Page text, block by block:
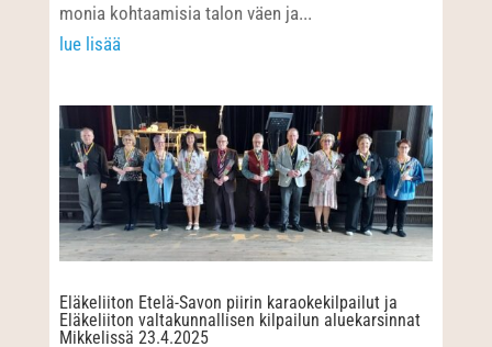
monia kohtaamisia talon väen ja...
lue lisää
Eläkeliiton Etelä-Savon piirin karaokekilpailut ja
Eläkeliiton valtakunnallisen kilpailun aluekarsinnat
Mikkelissä 23.4.2025